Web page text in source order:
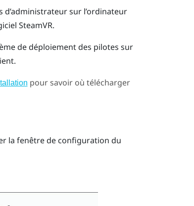
sur l’ordinateur
SteamVR.
de déploiement des pilotes sur
pour savoir où télécharger
la fenêtre de configuration du